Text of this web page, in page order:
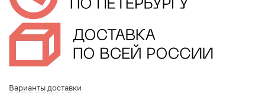
Варианты доставки